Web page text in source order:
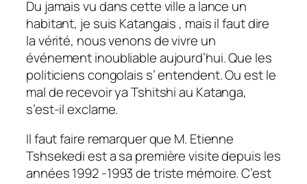
Du jamais vu dans cette ville a lance un
habitant, je suis Katangais , mais il faut dire
la vérité, nous venons de vivre un
événement inoubliable aujourd’hui. Que les
politiciens congolais s’ entendent. Ou est le
mal de recevoir ya Tshitshi au Katanga,
s’est-il exclame.
Il faut faire remarquer que M. Etienne
Tshsekedi est a sa première visite depuis les
années 1992 -1993 de triste mémoire. C’est